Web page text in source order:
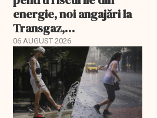
energie, noi angajări la
Transgaz,
Transelectrica și
Hidroelectrica și
programul pentru di
06 AUGUST 2026